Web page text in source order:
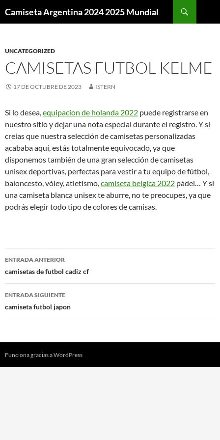
Camiseta Argentina 2024 2025 Mundial
UNCATEGORIZED
CAMISETAS FUTBOL KELME
17 DE OCTUBRE DE 2023 ISTERN
Si lo desea,equipacion de holanda 2022 puede registrarse en
nuestro sitio y dejar una nota especial durante el registro. Y si
creías que nuestra selección de camisetas personalizadas
acababa aquí, estás totalmente equivocado, ya que
disponemos también de una gran selección de camisetas
unisex deportivas, perfectas para vestir a tu equipo de fútbol,
baloncesto, vóley, atletismo,camiseta belgica 2022 pádel… Y si
una camiseta blanca unisex te aburre, no te preocupes, ya que
podrás elegir todo tipo de colores de camisas.
Navegación
de
entradas
ENTRADA ANTERIOR
camisetas de futbol cadiz cf
ENTRADA SIGUIENTE
camiseta futbol japon
Funciona gracias a WordPress